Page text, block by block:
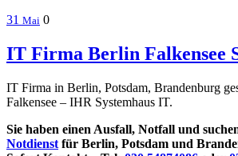
31 Mai 0
IT Firma Berlin Falkensee
IT Firma in Berlin, Potsdam, Brandenburg
Falkensee – IHR Systemhaus IT.
Sie haben einen Ausfall, Notfall und
Notdienst für Berlin, Potsdam und